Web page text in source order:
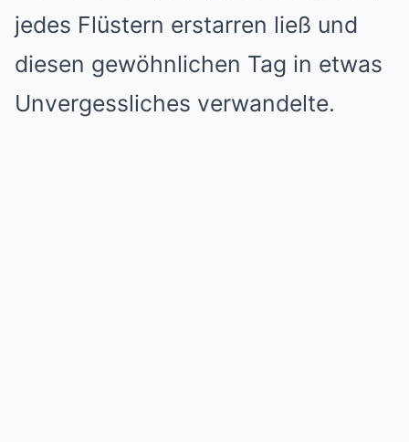
jedes Flüstern erstarren ließ und
diesen gewöhnlichen Tag in etwas
Unvergessliches verwandelte.